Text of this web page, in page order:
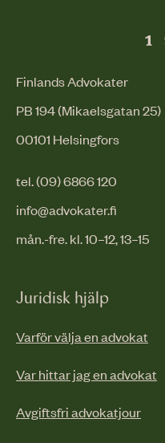
Finlands Advokater
PB 194 (Mikaelsgatan 25)
00101 Helsingfors
tel. (09) 6866 120
info@advokater.fi
mån.-fre. kl. 10–12, 13–15
Juridisk hjälp
Varför välja en advokat
Var hittar jag en advokat
Avgiftsfri advokatjour